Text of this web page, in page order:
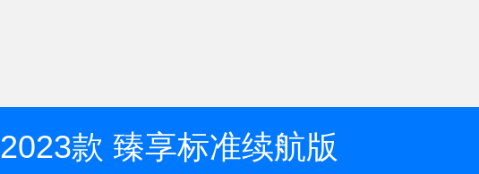
2023款 臻享标准续航版